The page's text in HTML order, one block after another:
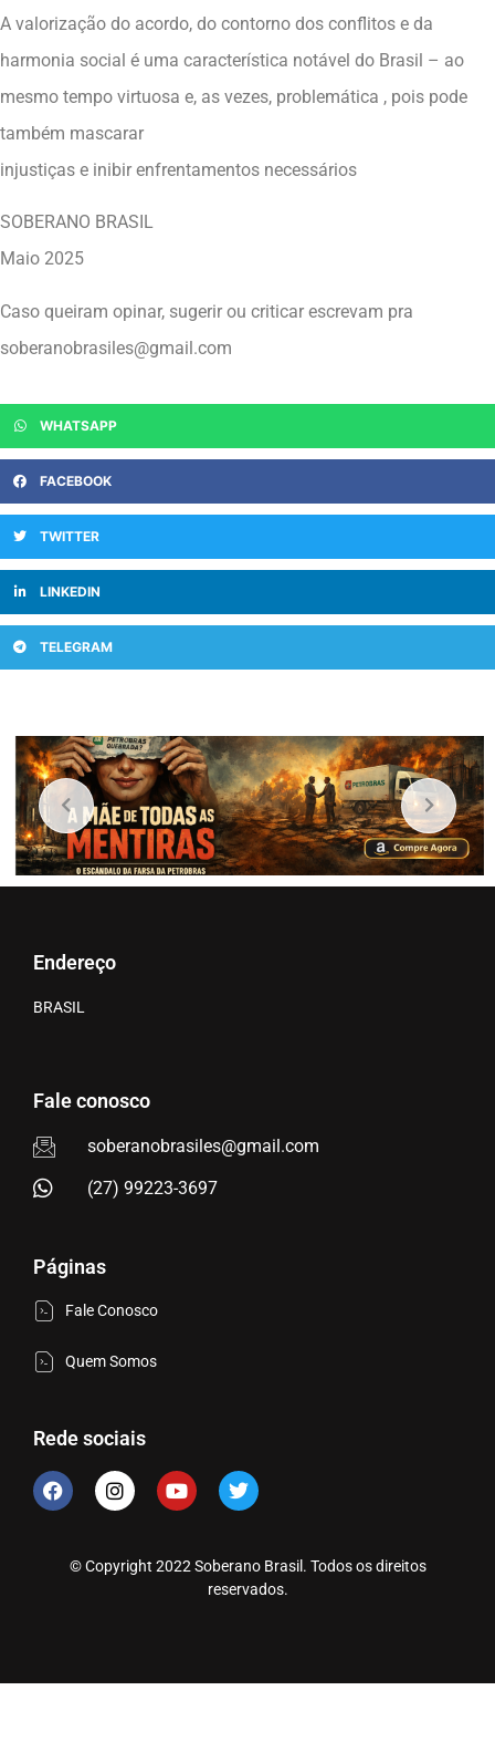
A valorização do acordo, do contorno dos conflitos e da
harmonia social é uma característica notável do Brasil – ao
mesmo tempo virtuosa e, as vezes, problemática , pois pode
também mascarar
injustiças e inibir enfrentamentos necessários
SOBERANO BRASIL
Maio 2025
Caso queiram opinar, sugerir ou criticar escrevam pra
soberanobrasiles@gmail.com
WHATSAPP
FACEBOOK
TWITTER
LINKEDIN
TELEGRAM
Endereço
BRASIL
Fale conosco
soberanobrasiles@gmail.com
(27) 99223-3697
Páginas
Fale Conosco
Quem Somos
Rede sociais
© Copyright 2022 Soberano Brasil. Todos os direitos
reservados.